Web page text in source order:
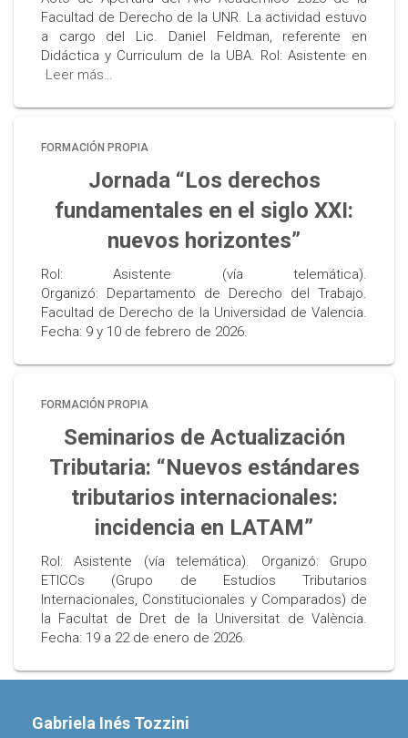
Facultad de Derecho de la UNR. La actividad estuvo
a cargo del Lic. Daniel Feldman, referente en
Didáctica y Curriculum de la UBA. Rol: Asistente en
Leer más…
FORMACIÓN PROPIA
Jornada “Los derechos
fundamentales en el siglo XXI:
nuevos horizontes”
Rol: Asistente (vía telemática).
Organizó: Departamento de Derecho del Trabajo.
Facultad de Derecho de la Universidad de Valencia.
Fecha: 9 y 10 de febrero de 2026.
FORMACIÓN PROPIA
Seminarios de Actualización
Tributaria: “Nuevos estándares
tributarios internacionales:
incidencia en LATAM”
Rol: Asistente (vía telemática). Organizó: Grupo
ETICCs (Grupo de Estudios Tributarios
Internacionales, Constitucionales y Comparados) de
la Facultat de Dret de la Universitat de València.
Fecha: 19 a 22 de enero de 2026.
Gabriela Inés Tozzini